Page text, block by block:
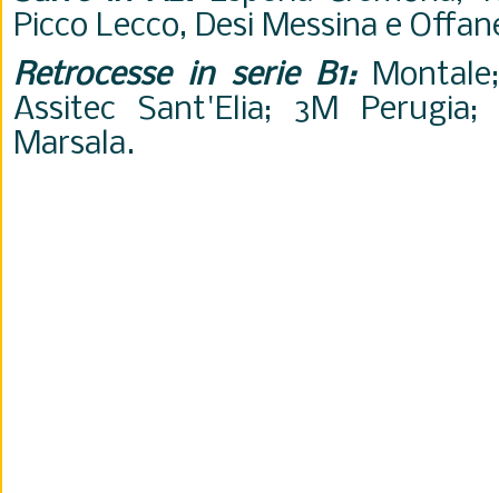
Picco Lecco, Desi Messina e
Retrocesse in serie B1:
Assitec Sant'Elia; 3M
Marsala.